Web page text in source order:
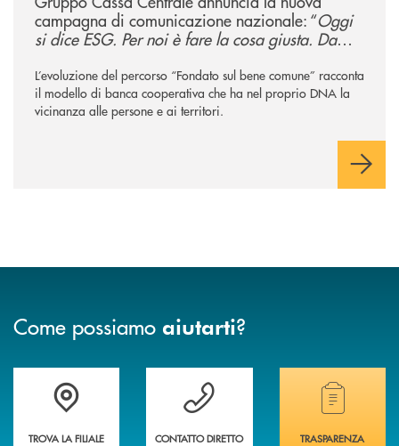
campagna di comunicazione nazionale: “Oggi
si dice ESG. Per noi è fare la cosa giusta. Da
L’evoluzione del percorso “Fondato sul bene comune” racconta
il modello di banca cooperativa che ha nel proprio DNA la
vicinanza alle persone e ai territori.
Come possiamo aiutarti?
Accedi all' elenco completo delle filiali
TROVA LA FILIALE
Vuoi avere maggiori informazioni sulla
CONTATTO DIRETTO
Hai bisogno di
TRASPARENZA